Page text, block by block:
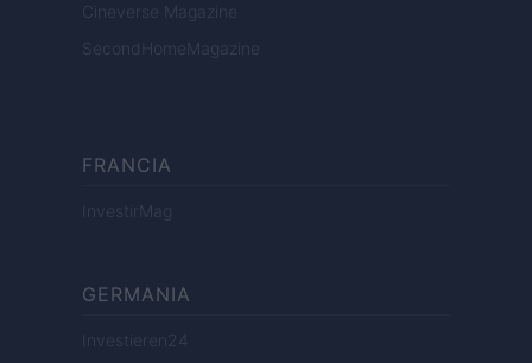
Cineverse Magazine
SecondHomeMagazine
FRANCIA
InvestirMag
GERMANIA
Investieren24